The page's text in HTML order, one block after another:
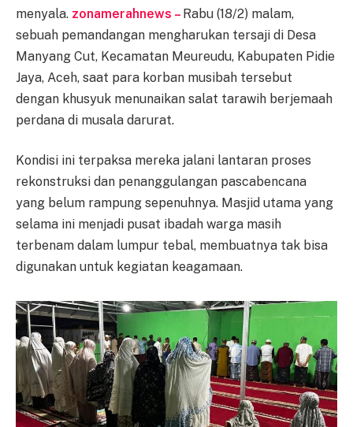
menyala. zonamerahnews – Rabu (18/2) malam,
sebuah pemandangan mengharukan tersaji di Desa
Manyang Cut, Kecamatan Meureudu, Kabupaten Pidie
Jaya, Aceh, saat para korban musibah tersebut
dengan khusyuk menunaikan salat tarawih berjemaah
perdana di musala darurat.
Kondisi ini terpaksa mereka jalani lantaran proses
rekonstruksi dan penanggulangan pascabencana
yang belum rampung sepenuhnya. Masjid utama yang
selama ini menjadi pusat ibadah warga masih
terbenam dalam lumpur tebal, membuatnya tak bisa
digunakan untuk kegiatan keagamaan.